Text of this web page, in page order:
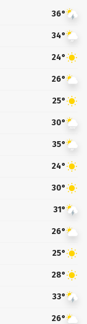
36°
34°
24°
26°
25°
30°
35°
24°
30°
31°
26°
25°
28°
33°
26°